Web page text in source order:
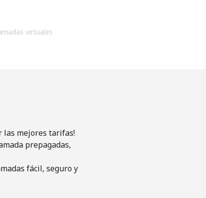
virtuales
las mejores tarifas!
prepagadas,
fácil, seguro y